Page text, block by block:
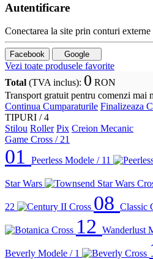
Autentificare
Conectarea la site prin conturi externe
Facebook Google
Vezi toate produsele favorite
Total (TVA inclus): 0 RON
Transport gratuit pentru comenzi mai
Continua Cumparaturile Finalizeaza
TIPURI /4
Stilou Roller Pix Creion Mecanic
Game Cross / 21
01 Peerless Modele / 11
Star Wars
22 08 Classic
12 Wanderlust
Beverly Modele / 1